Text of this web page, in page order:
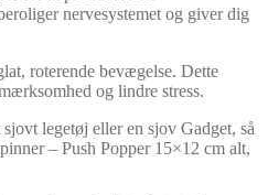
nervesystemet og giver dig
roterende bevægelse. Dette
og lindre stress.
legetøj eller en sjov Gadget, så
– Push Popper 15×12 cm alt,